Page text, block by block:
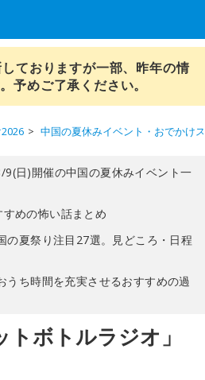
ておりますが一部、昨年の情
予めご了承ください。
中国の夏休みイベント・おでかけ
日)開催の中国の夏休みイベント一
めの怖い話まとめ
の夏祭り注目27選。見どころ・日程
うち時間を充実させるおすすめの過
ボトルラジオ」